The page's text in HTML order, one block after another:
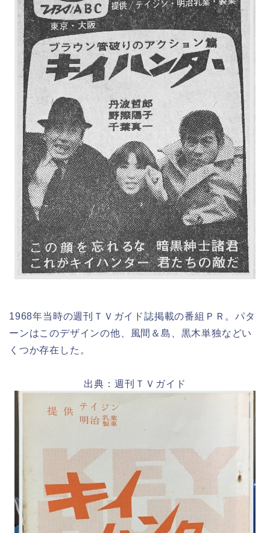
1968年当時の週刊ＴＶガイド誌掲載の番組ＰＲ。パタ
ーンはこのデザインの他、風間＆島、黒木単独などい
くつか存在した。
出典：週刊ＴＶガイド